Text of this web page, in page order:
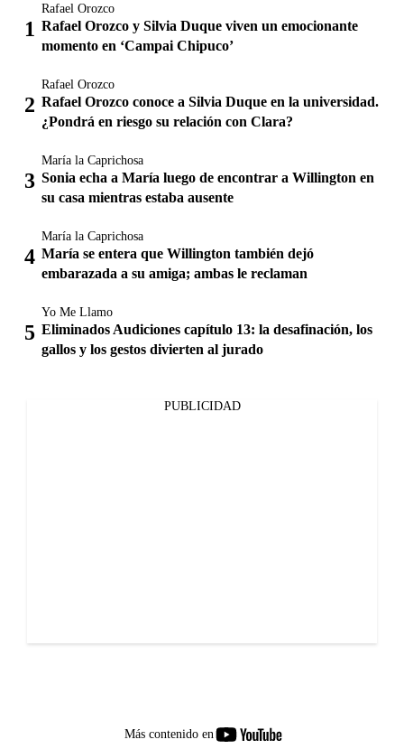
Rafael Orozco
Rafael Orozco y Silvia Duque viven un emocionante
momento en ‘Campai Chipuco’
Rafael Orozco
Rafael Orozco conoce a Silvia Duque en la universidad.
¿Pondrá en riesgo su relación con Clara?
María la Caprichosa
Sonia echa a María luego de encontrar a Willington en
su casa mientras estaba ausente
María la Caprichosa
María se entera que Willington también dejó
embarazada a su amiga; ambas le reclaman
Yo Me Llamo
Eliminados Audiciones capítulo 13: la desafinación, los
gallos y los gestos divierten al jurado
PUBLICIDAD
Más contenido en
youtube-